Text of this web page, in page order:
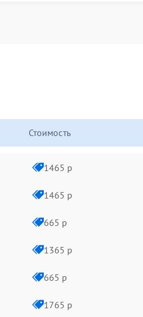
Стоимость
1465 р
1465 р
665 р
1365 р
665 р
1765 р